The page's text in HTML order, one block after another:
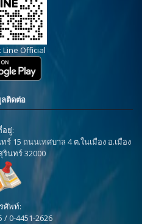
Line Official
ติดต่อ
ยู่:
15 ถนนเทศบาล 4 ต.ในเมือง อ.เมือง
นทร์ 32000
ศัพท์:
/ 0-4451-2626